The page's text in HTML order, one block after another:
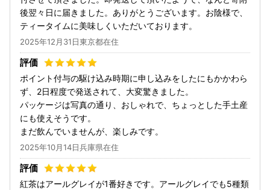
後翌々日に届きました。ありがとうございます。お陰様で、
ティータイムに美味しくいただいております。
2025年12月31日東京都在住
ポイント付与の駆け込み時期に申し込みをしたにもかかわら
ず、2日程度で発送されて、大変驚きました。
パッケージは写真の通り、おしゃれで、ちょっとした手土産
にも使えそうです。
まだ飲んでいませんが、楽しみです。
2025年10月14日兵庫県在住
紅茶はアールグレイが1番好きです。アールグレイでも5種類